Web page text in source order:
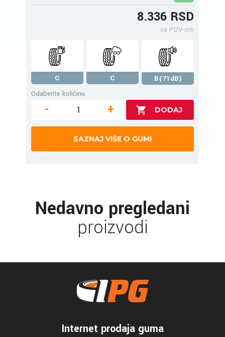
8.336 RSD
sa PDV-om
C C
B(71dB)
Odaberite količinu
- +
SAZNAJ VIŠE O GUMI
Nedavno pregledani
proizvodi
Internet prodaja guma